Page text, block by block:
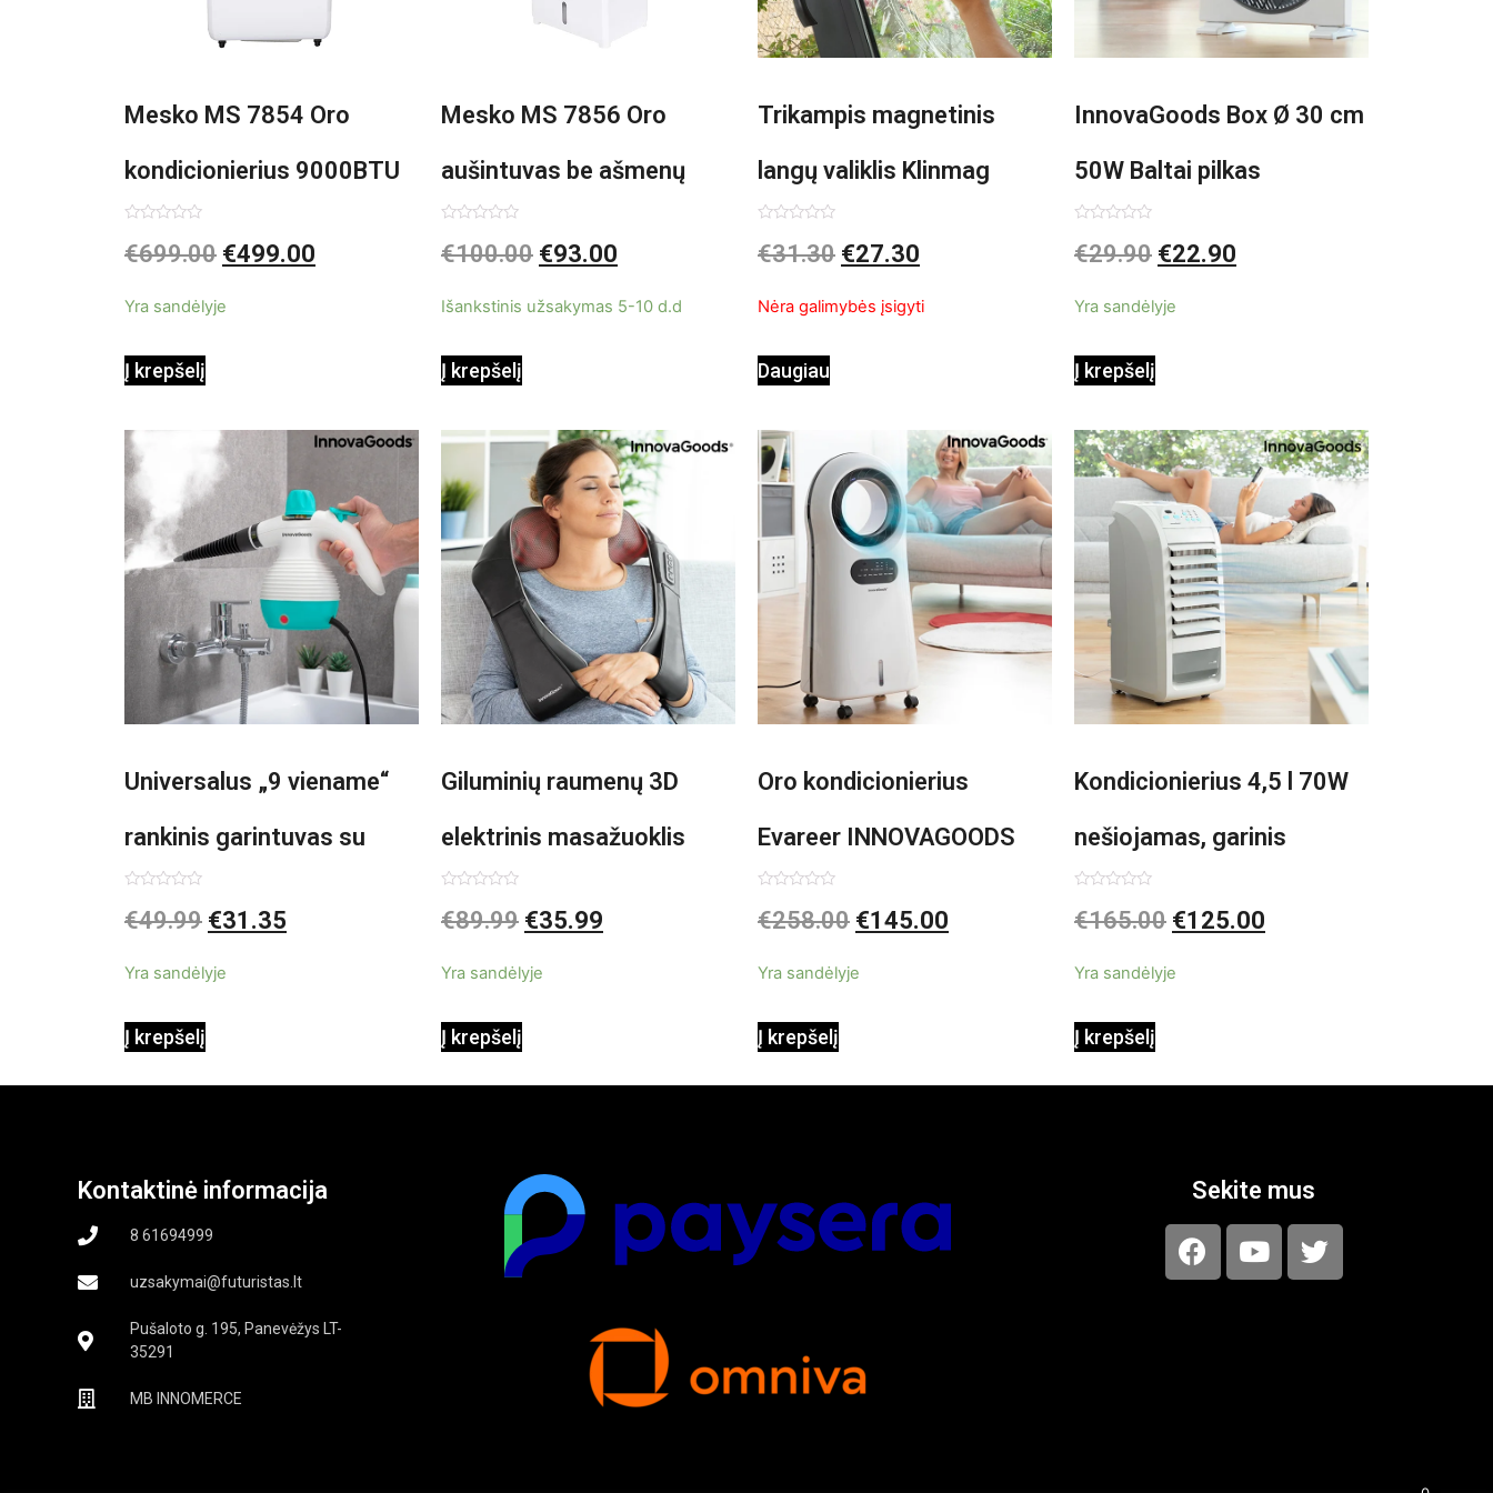
Mesko MS 7854 Oro
kondicionierius 9000BTU
0
iš
€699.00 €499.00
Yra sandėlyje
Į krepšelį
Mesko MS 7856 Oro
aušintuvas be ašmenų
3in1
0
iš
€100.00 €93.00
Išankstinis užsakymas 5-10 d.d
Į krepšelį
Trikampis magnetinis
langų valiklis Klinmag
InnovaGoods
0
iš
€31.30 €27.30
Nėra galimybės įsigyti
Daugiau
InnovaGoods Box Ø 30 cm
50W Baltai pilkas
pastatomas ventiliatorius
0
iš
€29.90 €22.90
Yra sandėlyje
Į krepšelį
Universalus „9 viename“
rankinis garintuvas su
priedais Steany
0
iš
€49.99 €31.35
Yra sandėlyje
Į krepšelį
Giluminių raumenų 3D
elektrinis masažuoklis
InnovaGoods Shiatsu
0
iš
€89.99 €35.99
Yra sandėlyje
Į krepšelį
Oro kondicionierius
Evareer INNOVAGOODS
90W mobilus, garinamasis,
0
iš
€258.00 €145.00
Yra sandėlyje
Į krepšelį
Kondicionierius 4,5 l 70W
nešiojamas, garinis
0
iš
€165.00 €125.00
Yra sandėlyje
Į krepšelį
Kontaktinė informacija
8 61694999
uzsakymai@futuristas.lt
Pušaloto g. 195, Panevėžys LT-
35291
MB INNOMERCE
Sekite mus